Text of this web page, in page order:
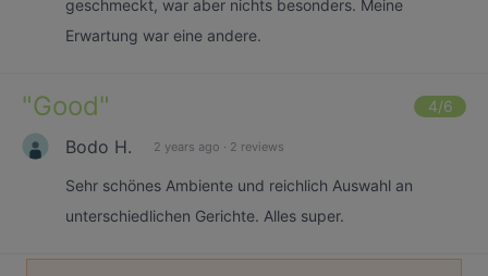
geschmeckt, war aber nichts besonders. Meine
Erwartung war eine andere.
"Good" 4/6
Bodo H. 2 years ago · 2 reviews
Sehr schönes Ambiente und reichlich Auswahl an
unterschiedlichen Gerichte. Alles super.